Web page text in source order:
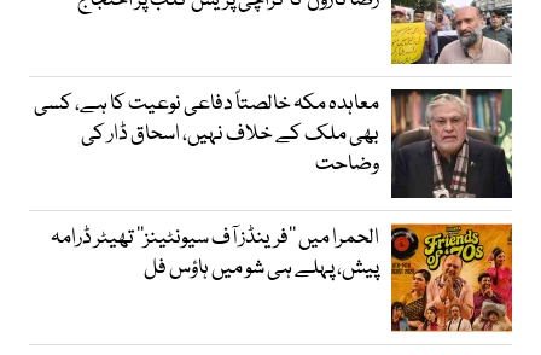
معاہدہ مکہ خالصتاً دفاعی نوعیت کا ہے، کسی
بھی ملک کے خلاف نہیں، اسحاق ڈار کی
وضاحت
الحمرا میں ’’فرینڈز آف سیونٹینز‘‘ تھیٹر ڈرامہ
پیش، پہلے ہی شو میں ہاؤس فل